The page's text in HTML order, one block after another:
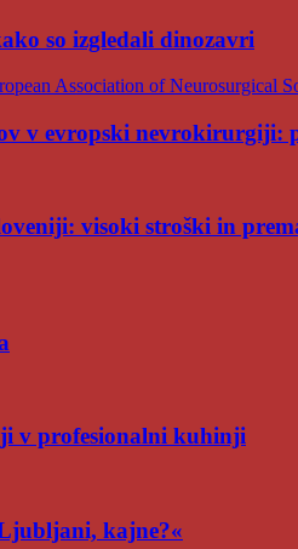
so izgledali dinozavri
v evropski nevrokirurgiji:
visoki stroški in
v profesionalni kuhinji
kajne?«